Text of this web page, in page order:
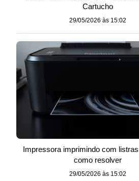
Cartucho
29/05/2026 às 15:02
Impressora imprimindo com
como resolver
29/05/2026 às 15:02